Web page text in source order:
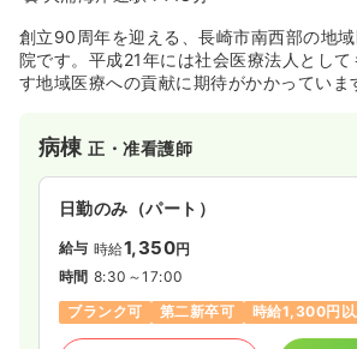
詳
創立90周年を迎える、長崎市南西部の地
院です。平成21年には社会医療法人として
す地域医療への貢献に期待がかかっていま
病棟正・准看護師
日勤のみ（パート）
給与 時給1,350円
時間 8:30～17:00
ブランク可
第二新卒可 時給1,300円